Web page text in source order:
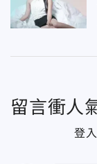
留言衝人
登